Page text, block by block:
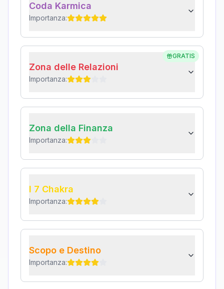
Coda Karmica
Importanza:
GRATIS
Zona delle Relazioni
Importanza:
Zona della Finanza
Importanza:
I 7 Chakra
Importanza:
Scopo e Destino
Importanza: